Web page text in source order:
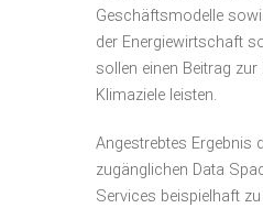
Geschäftsmodelle
der Energiewirtschaft
sollen einen Beitrag
Klimaziele leisten.
Angestrebtes Ergebnis
zugänglichen Data
Services beispielhaft